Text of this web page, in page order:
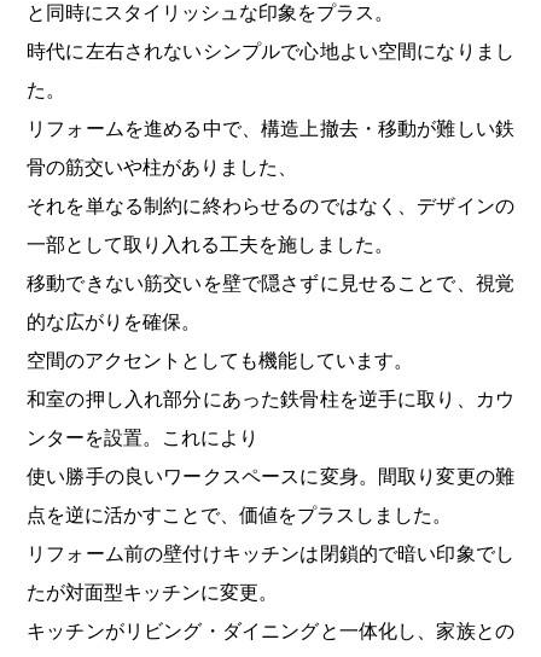
と同時にスタイリッシュな印象をプラス。
時代に左右されないシンプルで心地よい空間になりまし
た。
リフォームを進める中で、構造上撤去・移動が難しい鉄
骨の筋交いや柱がありました、
それを単なる制約に終わらせるのではなく、デザインの
一部として取り入れる工夫を施しました。
移動できない筋交いを壁で隠さずに見せることで、視覚
的な広がりを確保。
空間のアクセントとしても機能しています。
和室の押し入れ部分にあった鉄骨柱を逆手に取り、カウ
ンターを設置。これにより
使い勝手の良いワークスペースに変身。間取り変更の難
点を逆に活かすことで、価値をプラスしました。
リフォーム前の壁付けキッチンは閉鎖的で暗い印象でし
たが対面型キッチンに変更。
キッチンがリビング・ダイニングと一体化し、家族との